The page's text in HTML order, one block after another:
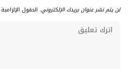
لن يتم نشر عنوان بريدك الإلكتروني. الحقول